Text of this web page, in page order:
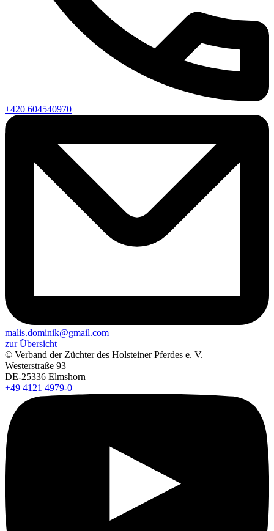
+420 604540970
malis.dominik@gmail.com
zur Übersicht
© Verband der Züchter des Holsteiner Pferdes e. V.
Westerstraße 93
DE-25336 Elmshorn
+49 4121 4979-0